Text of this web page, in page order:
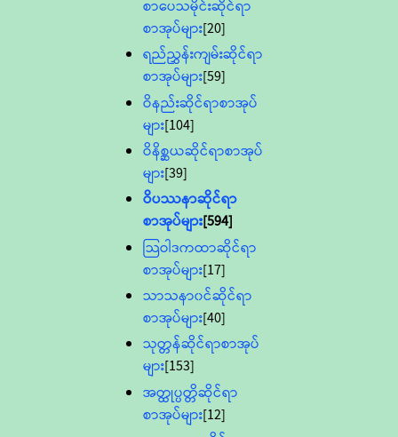
စာပေသမိုင်းဆိုင်ရာ
စာအုပ်များ[20]
ရည်ညွှန်းကျမ်းဆိုင်ရာ
စာအုပ်များ[59]
ဝိနည်းဆိုင်ရာစာအုပ်
များ[104]
ဝိနိစ္ဆယဆိုင်ရာစာအုပ်
များ[39]
ဝိပဿနာဆိုင်ရာ
စာအုပ်များ[594]
သြဝါဒကထာဆိုင်ရာ
စာအုပ်များ[17]
သာသနာ၀င်ဆိုင်ရာ
စာအုပ်များ[40]
သုတ္တန်ဆိုင်ရာစာအုပ်
များ[153]
အတ္ထုပ္ပတ္တိဆိုင်ရာ
စာအုပ်များ[12]